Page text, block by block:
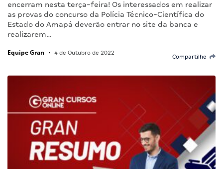
encerram nesta terça-feira! Os interessados em realizar
as provas do concurso da Polícia Técnico-Científica do
Estado do Amapá deverão entrar no site da banca e
realizarem…
Equipe Gran • 4 de Outubro de 2022
Compartilhe